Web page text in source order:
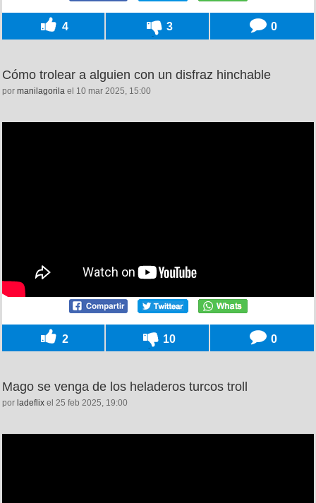
4 3 0
Cómo trolear a alguien con un disfraz hinchable
por manilagorila el 10 mar 2025, 15:00
2 10 0
Mago se venga de los heladeros turcos troll
por ladeflix el 25 feb 2025, 19:00